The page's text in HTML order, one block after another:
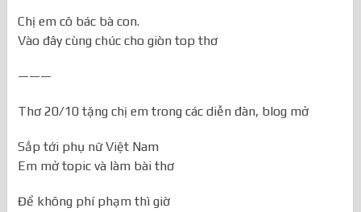
Chị em cô bác bà con.
Vào đây cùng chúc cho giòn top thơ
———
Thơ 20/10 tặng chị em trong các diễn đàn, blog mở
Sắp tới phụ nữ Việt Nam
Em mở topic và làm bài thơ
Để không phí phạm thì giờ